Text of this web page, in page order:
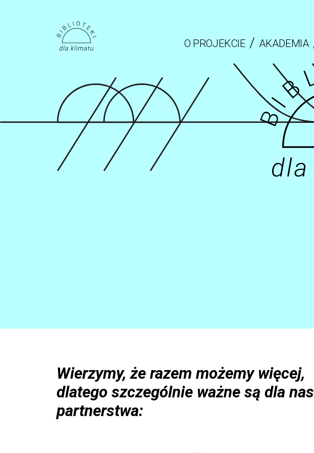
O PROJEKCIE AKADEMIA
Wierzymy, że razem możemy więcej,
dlatego szczególnie ważne są dla nas
partnerstwa: